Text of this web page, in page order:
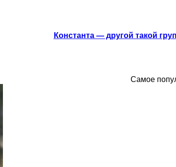
Константа — другой такой
Самое